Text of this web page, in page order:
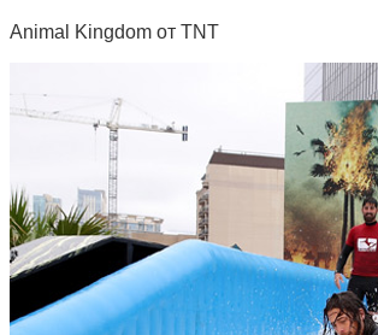
Animal Kingdom от TNT